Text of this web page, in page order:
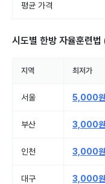
평균 가격
시도별 한방 자율훈련법
지역 최저가
서울 5,000원
부산 3,000원
인천 3,000원
대구 3,000원